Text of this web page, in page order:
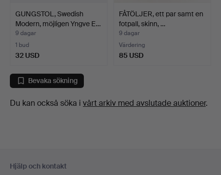
GUNGSTOL, Swedish
Modern, möjligen Yngve E…
9 dagar
1 bud
32 USD
FÅTÖLJER, ett par samt en
fotpall, skinn, …
9 dagar
Värdering
85 USD
Bevaka sökning
Du kan också söka i vårt arkiv med avslutade auktioner.
Hjälp och kontakt